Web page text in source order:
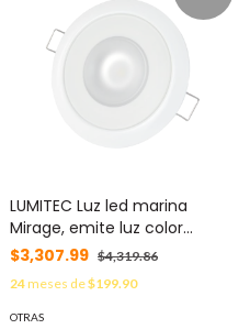
LUMITEC Luz led marina
Mirage, emite luz color
blanco cálido de 300
lúmenes, para uso interior y
exterior con grado de
protección IP67. MOD: 113129
$3,307.99 $4,319.86
24meses de$199.90
OTRAS